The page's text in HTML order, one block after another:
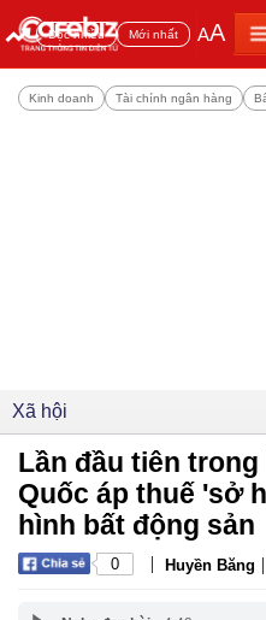
Đọc nhiều Mới nhất AA
Kinh doanh Tài chính ngân hàng
Xã hội
Lần đầu tiên
Quốc áp thuế 'sở
hình bất động sản
0 | Huyền Băng |